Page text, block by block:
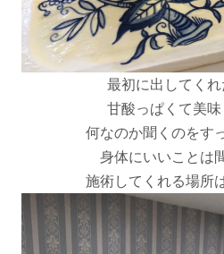
最初に出してく
甘酸っぱくて美味
何なのか聞くのをす
身体にいいことは
施術してくれる場所